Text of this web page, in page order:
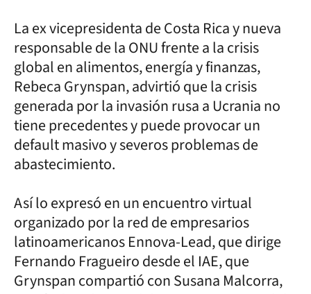
La ex vicepresidenta de Costa Rica y nueva
responsable de la ONU frente a la crisis
global en alimentos, energía y finanzas,
Rebeca Grynspan, advirtió que la crisis
generada por la invasión rusa a Ucrania no
tiene precedentes y puede provocar un
default masivo y severos problemas de
abastecimiento.
Así lo expresó en un encuentro virtual
organizado por la red de empresarios
latinoamericanos Ennova-Lead, que dirige
Fernando Fragueiro desde el IAE, que
Grynspan compartió con Susana Malcorra,